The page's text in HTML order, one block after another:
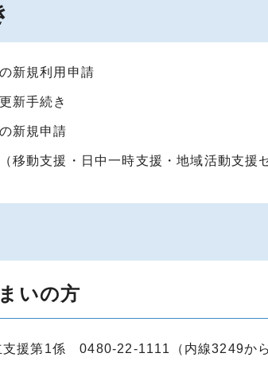
新規利用申請
新手続き
新規申請
移動支援・日中一時支援・地域活動支援
いの方
援第1係 0480-22-1111（内線3249から